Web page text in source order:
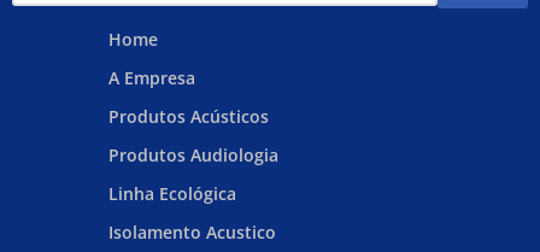
Home
A Empresa
Produtos Acústicos
Produtos Audiologia
Linha Ecológica
Isolamento Acustico